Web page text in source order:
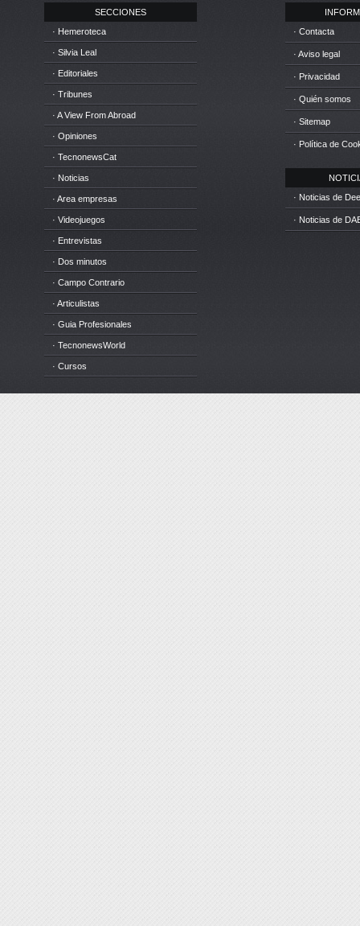
SECCIONES
· Hemeroteca
· Silvia Leal
· Editoriales
· Tribunes
· A View From Abroad
· Opiniones
· TecnonewsCat
· Noticias
· Area empresas
· Videojuegos
· Entrevistas
· Dos minutos
· Campo Contrario
· Articulistas
· Guia Profesionales
· TecnonewsWorld
· Cursos
· Contacta
· Aviso legal
· Privacidad
· Quién somos
· Sitemap
· Política de
· Noticias de
· Noticias de